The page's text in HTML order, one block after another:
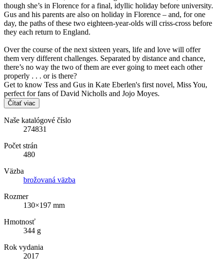
though she’s in Florence for a final, idyllic holiday before university.
Gus and his parents are also on holiday in Florence – and, for one
day, the paths of these two eighteen-year-olds will criss-cross before
they each return to England.
Over the course of the next sixteen years, life and love will offer
them very different challenges. Separated by distance and chance,
there’s no way the two of them are ever going to meet each other
properly . . . or is there?
Get to know Tess and Gus in Kate Eberlen's first novel, Miss You,
perfect for fans of David Nicholls and Jojo Moyes.
Čítať viac
Naše katalógové číslo
274831
Počet strán
480
Väzba
brožovaná väzba
Rozmer
130×197 mm
Hmotnosť
344 g
Rok vydania
2017